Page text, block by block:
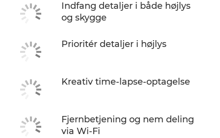
Indfang detaljer i både højlys
og skygge
Prioritér detaljer i højlys
Kreativ time-lapse-optagelse
Fjernbetjening og nem deling
via Wi-Fi